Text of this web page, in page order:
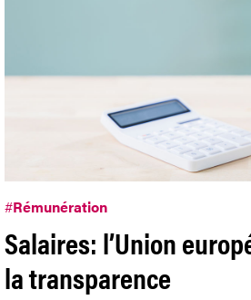
#Rémunération
Salaires: l’Union
la transparence